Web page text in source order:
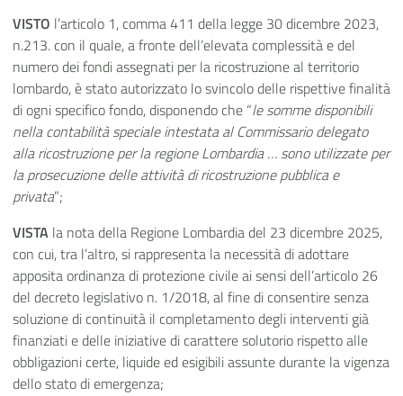
VISTO l’articolo 1, comma 411 della legge 30 dicembre 2023,
n.213. con il quale, a fronte dell’elevata complessità e del
numero dei fondi assegnati per la ricostruzione al territorio
lombardo, è stato autorizzato lo svincolo delle rispettive finalità
di ogni specifico fondo, disponendo che “le somme disponibili
nella contabilità speciale intestata al Commissario delegato
alla ricostruzione per la regione Lombardia … sono utilizzate per
la prosecuzione delle attività di ricostruzione pubblica e
privata”;
VISTA la nota della Regione Lombardia del 23 dicembre 2025,
con cui, tra l’altro, si rappresenta la necessità di adottare
apposita ordinanza di protezione civile ai sensi dell’articolo 26
del decreto legislativo n. 1/2018, al fine di consentire senza
soluzione di continuità il completamento degli interventi già
finanziati e delle iniziative di carattere solutorio rispetto alle
obbligazioni certe, liquide ed esigibili assunte durante la vigenza
dello stato di emergenza;